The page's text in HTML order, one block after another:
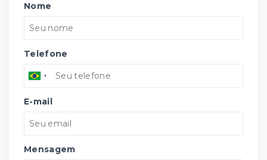
Nome
Telefone
E-mail
Mensagem